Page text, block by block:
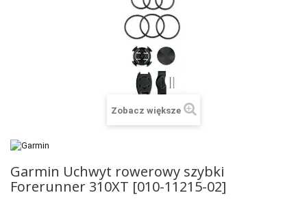
ORIENT ZEGARKI
OBAKU DENMARK ZEGARKI
Zobacz większe
Garmin Uchwyt rowerowy szybki
Forerunner 310XT [010-11215-02]